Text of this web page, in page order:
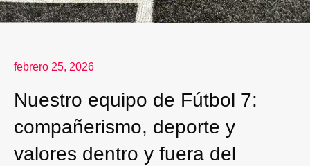
febrero 25, 2026
Nuestro equipo de Fútbol 7:
compañerismo, deporte y
valores dentro y fuera del